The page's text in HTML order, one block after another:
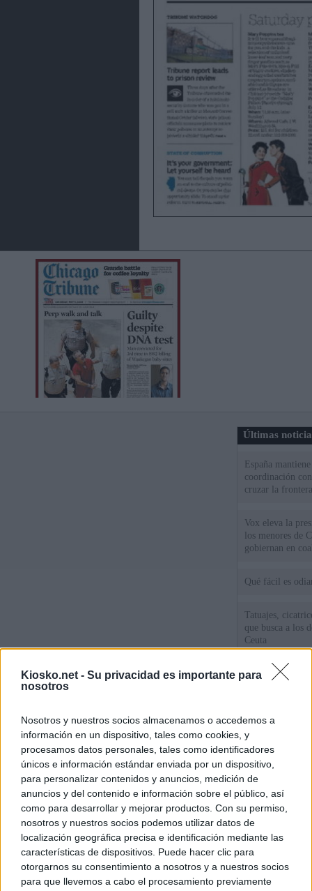
Kiosko.net - Su privacidad es importante para
nosotros
Nosotros y nuestros socios almacenamos o accedemos a
información en un dispositivo, tales como cookies, y
procesamos datos personales, tales como identificadores
únicos e información estándar enviada por un dispositivo,
para personalizar contenidos y anuncios, medición de
anuncios y del contenido e información sobre el público, así
como para desarrollar y mejorar productos. Con su permiso,
nosotros y nuestros socios podemos utilizar datos de
localización geográfica precisa e identificación mediante las
características de dispositivos. Puede hacer clic para
otorgarnos su consentimiento a nosotros y a nuestros socios
para que llevemos a cabo el procesamiento previamente
Últimas
España
coordinación
cruzar la
Vox eleva la
los menores de
gobiernan en
Qué fácil es
Tatuajes,
que busca a los
Ceuta
Herencia del
Ayuso o la
© Kiosko.net Aviso Legal Privacidad y Cookies